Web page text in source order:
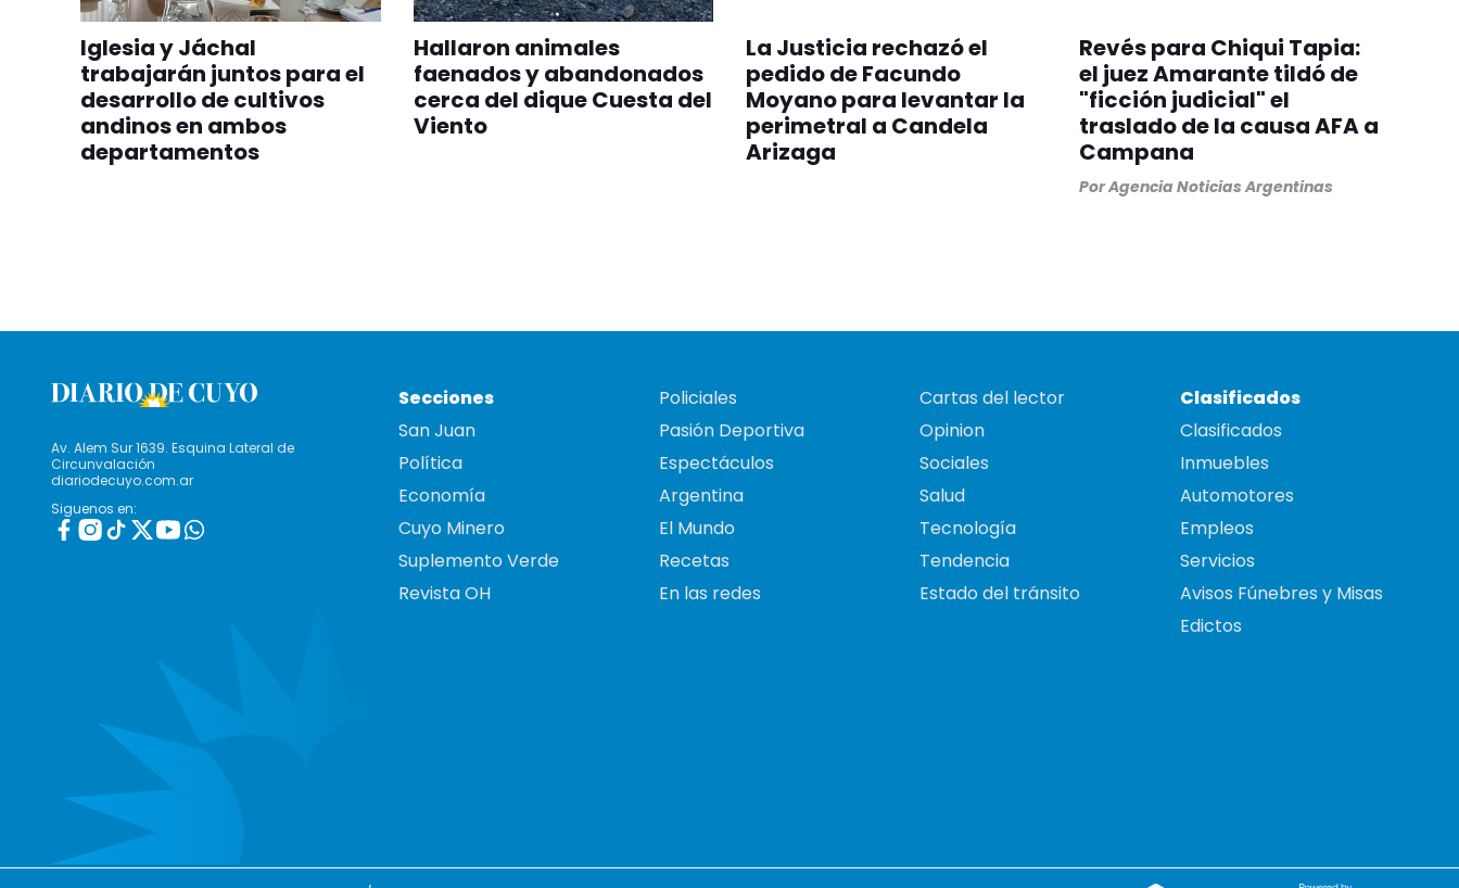
Iglesia y Jáchal
trabajarán juntos para el
desarrollo de cultivos
andinos en ambos
departamentos
Hallaron animales
faenados y abandonados
cerca del dique Cuesta del
Viento
La Justicia rechazó el
pedido de Facundo
Moyano para levantar la
perimetral a Candela
Arizaga
Revés para Chiqui Tapia:
el juez Amarante tildó de
"ficción judicial" el
traslado de la causa AFA a
Campana
PorAgencia Noticias Argentinas
Av. Alem Sur 1639. Esquina Lateral de
Circunvalación
diariodecuyo.com.ar
Siguenos en:
Secciones
San Juan
Política
Economía
Cuyo Minero
Suplemento Verde
Revista OH
Policiales
Pasión Deportiva
Espectáculos
Argentina
El Mundo
Recetas
En las redes
Cartas del lector
Opinion
Sociales
Salud
Tecnología
Tendencia
Estado del tránsito
Clasificados
Clasificados
Inmuebles
Automotores
Empleos
Servicios
Avisos Fúnebres y Misas
Edictos